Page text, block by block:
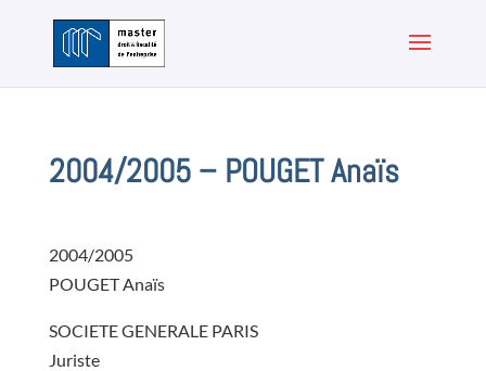
2004/2005 – POUGET Anaïs
2004/2005
POUGET Anaïs
SOCIETE GENERALE PARIS
Juriste